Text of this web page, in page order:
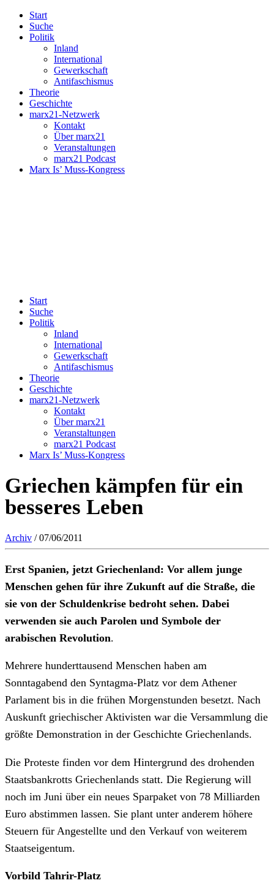
Start
Suche
Politik
Inland
International
Gewerkschaft
Antifaschismus
Theorie
Geschichte
marx21-Netzwerk
Kontakt
Über marx21
Veranstaltungen
marx21 Podcast
Marx Is’ Muss-Kongress
Start
Suche
Politik
Inland
International
Gewerkschaft
Antifaschismus
Theorie
Geschichte
marx21-Netzwerk
Kontakt
Über marx21
Veranstaltungen
marx21 Podcast
Marx Is’ Muss-Kongress
Griechen kämpfen für ein
besseres Leben
Archiv / 07/06/2011
Erst Spanien, jetzt Griechenland: Vor allem junge
Menschen gehen für ihre Zukunft auf die Straße, die
sie von der Schuldenkrise bedroht sehen. Dabei
verwenden sie auch Parolen und Symbole der
arabischen Revolution.
Mehrere hunderttausend Menschen haben am
Sonntagabend den Syntagma-Platz vor dem Athener
Parlament bis in die frühen Morgenstunden besetzt. Nach
Auskunft griechischer Aktivisten war die Versammlung die
größte Demonstration in der Geschichte Griechenlands.
Die Proteste finden vor dem Hintergrund des drohenden
Staatsbankrotts Griechenlands statt. Die Regierung will
noch im Juni über ein neues Sparpaket von 78 Milliarden
Euro abstimmen lassen. Sie plant unter anderem höhere
Steuern für Angestellte und den Verkauf von weiterem
Staatseigentum.
Vorbild Tahrir-Platz